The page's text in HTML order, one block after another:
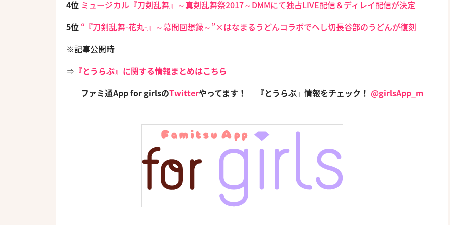
4位 ミュージカル『刀剣乱舞』～真剣乱舞祭2017～DMMにて独占LIVE配信＆ディレイ配信が決定
5位 “『刀剣乱舞-花丸-』～幕間回想録～”×はなまるうどんコラボでへし切長谷部のうどんが復刻
※記事公開時
⇒ 『とうらぶ』に関する情報まとめはこちら
ファミ通App for girlsのTwitterやってます！ 『とうらぶ』情報をチェック！ @girlsApp_m